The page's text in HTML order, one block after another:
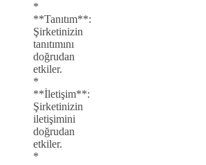
*
**Tanıtım**:
Şirketinizin
tanıtımını
doğrudan
etkiler.
*
**İletişim**:
Şirketinizin
iletişimini
doğrudan
etkiler.
*